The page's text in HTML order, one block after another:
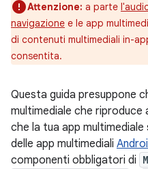
Attenzione: a parte
navigazione e le app
di contenuti multimediali in-
consentita.
Questa guida presuppone
multimediale che riproduce
che la tua app
delle app multimediali
componenti obbligatori di